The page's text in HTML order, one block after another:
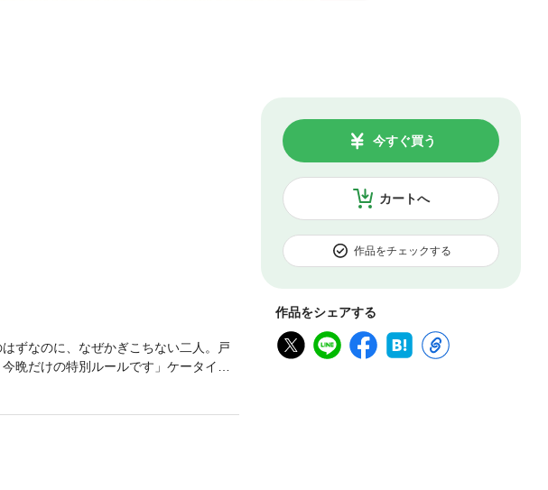
カートへ
今すぐ買う
作品をチェックする
作品をシェアする
ずなのに、なぜかぎこちない二人。戸
晩だけの特別ルールです」ケータイコ